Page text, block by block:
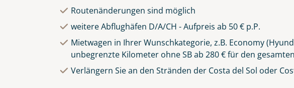
Routenänderungen sind möglich
weitere Abflughäfen D/A/CH - Aufpreis ab 50 € p.P.
Mietwagen in Ihrer Wunschkategorie, z.B. Economy
unbegrenzte Kilometer ohne SB ab 280 € für den
Verlängern Sie an den Stränden der Costa del Sol oder